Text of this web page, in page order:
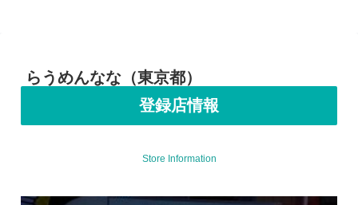
らうめんなな（東京都）
登録店情報
Store Information